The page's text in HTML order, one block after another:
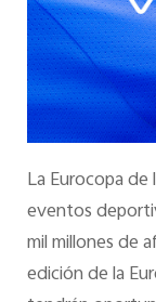
La Eurocopa de
eventos
mil millones de
edición de la